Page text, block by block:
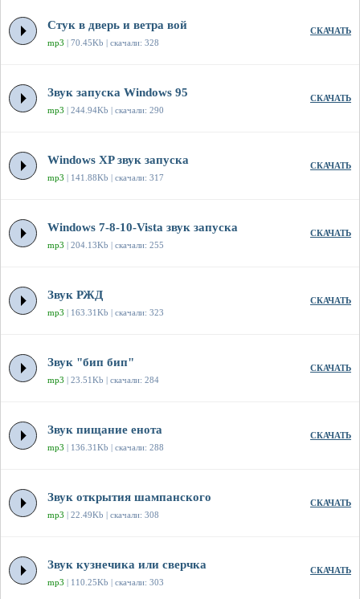
Стук в дверь и ветра вой
mp3 | 70.45Kb | скачали: 328
СКАЧАТЬ
Звук запуска Windows 95
mp3 | 244.94Kb | скачали: 290
СКАЧАТЬ
Windows XP звук запуска
mp3 | 141.88Kb | скачали: 317
СКАЧАТЬ
Windows 7-8-10-Vista звук запуска
mp3 | 204.13Kb | скачали: 255
СКАЧАТЬ
Звук РЖД
mp3 | 163.31Kb | скачали: 323
СКАЧАТЬ
Звук "бип бип"
mp3 | 23.51Kb | скачали: 284
СКАЧАТЬ
Звук пищание енота
mp3 | 136.31Kb | скачали: 288
СКАЧАТЬ
Звук открытия шампанского
mp3 | 22.49Kb | скачали: 308
СКАЧАТЬ
Звук кузнечика или сверчка
mp3 | 110.25Kb | скачали: 303
СКАЧАТЬ